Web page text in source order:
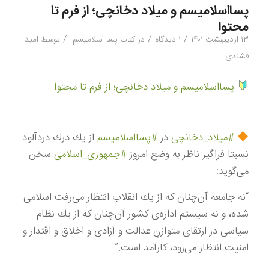
پسااسلامیسم و میلاد دخانچی؛ از فرم تا
محتوا
۱۳ اردیبهشت ۱۴۰۱ / ۱ دیدگاه / در کتاب پسا اسلامیسم / توسط امید
فشندی
پسااسلامیسم و میلاد دخانچی؛ از فرم تا محتوا
#میلاد_دخانچیدر#پسااسلامیسماز یك درك دردآلود
نسبتا فراگیر ناظر به وضع امروز#جمهوری_اسلامیسخن
می‌گوید:
“نه جامعه آن‌چنان كه از یك انقلاب انتظار می‌رفت اسلامی
شده، و نه سیستم اداره‌ی كشور آن‌چنان كه از یك نظام
سیاسی در ارتقای متوازنِ عدالت و آزادی و اخلاق و اقتدار و
امنیت انتظار می‌رود، كارآمد است.”